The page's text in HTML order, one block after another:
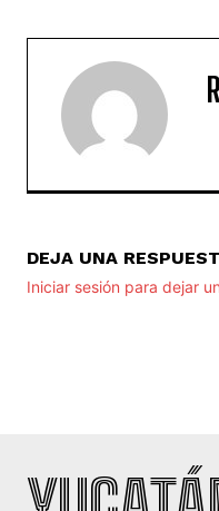
DEJA UNA
Iniciar sesión para dejar